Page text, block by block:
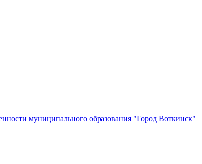
муниципального образования "Город Воткинск"